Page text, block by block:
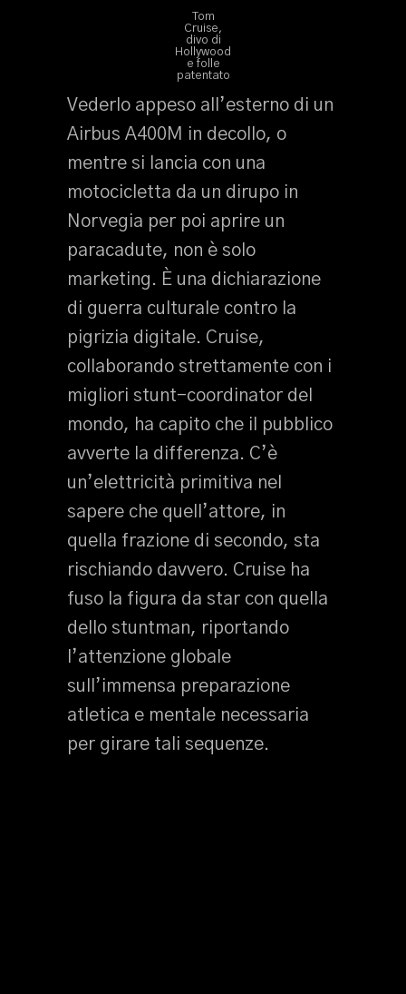
Tom
Cruise,
divo di
Hollywood
e folle
patentato
Vederlo appeso all’esterno di un
Airbus A400M in decollo, o
mentre si lancia con una
motocicletta da un dirupo in
Norvegia per poi aprire un
paracadute, non è solo
marketing. È una dichiarazione
di guerra culturale contro la
pigrizia digitale. Cruise,
collaborando strettamente con i
migliori stunt-coordinator del
mondo, ha capito che il pubblico
avverte la differenza. C’è
un’elettricità primitiva nel
sapere che quell’attore, in
quella frazione di secondo, sta
rischiando davvero. Cruise ha
fuso la figura da star con quella
dello stuntman, riportando
l’attenzione globale
sull’immensa preparazione
atletica e mentale necessaria
per girare tali sequenze.